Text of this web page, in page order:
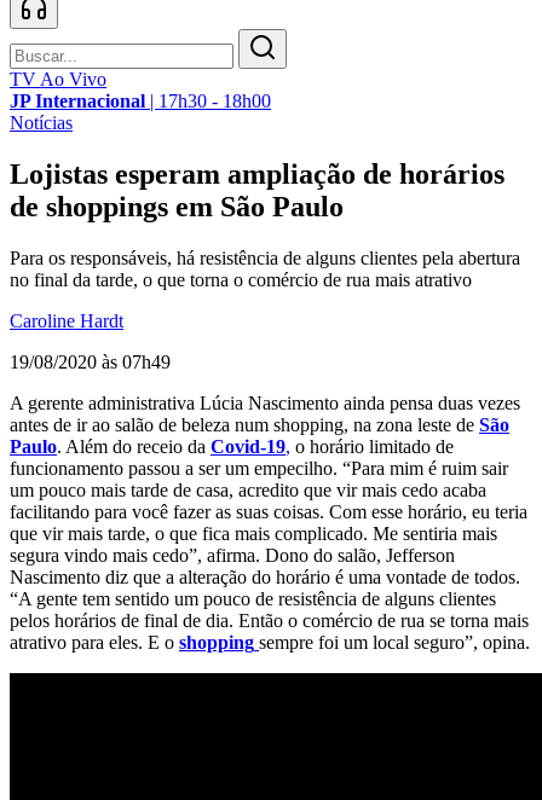
TV Ao Vivo
JP Internacional | 17h30 - 18h00
Notícias
Lojistas esperam ampliação de horários
de shoppings em São Paulo
Para os responsáveis, há resistência de alguns clientes pela abertura
no final da tarde, o que torna o comércio de rua mais atrativo
Caroline Hardt
19/08/2020 às 07h49
A gerente administrativa Lúcia Nascimento ainda pensa duas vezes
antes de ir ao salão de beleza num shopping, na zona leste de São
Paulo. Além do receio da Covid-19, o horário limitado de
funcionamento passou a ser um empecilho. “Para mim é ruim sair
um pouco mais tarde de casa, acredito que vir mais cedo acaba
facilitando para você fazer as suas coisas. Com esse horário, eu teria
que vir mais tarde, o que fica mais complicado. Me sentiria mais
segura vindo mais cedo”, afirma. Dono do salão, Jefferson
Nascimento diz que a alteração do horário é uma vontade de todos.
“A gente tem sentido um pouco de resistência de alguns clientes
pelos horários de final de dia. Então o comércio de rua se torna mais
atrativo para eles. E o shopping sempre foi um local seguro”, opina.